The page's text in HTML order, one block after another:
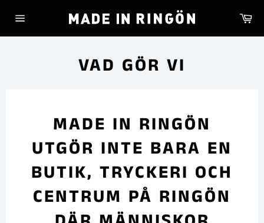
navigation
VAD GÖR VI
MADE IN RINGÖN
UTGÖR INTE BARA EN
BUTIK, TRYCKERI OCH
CENTRUM PÅ RINGÖN